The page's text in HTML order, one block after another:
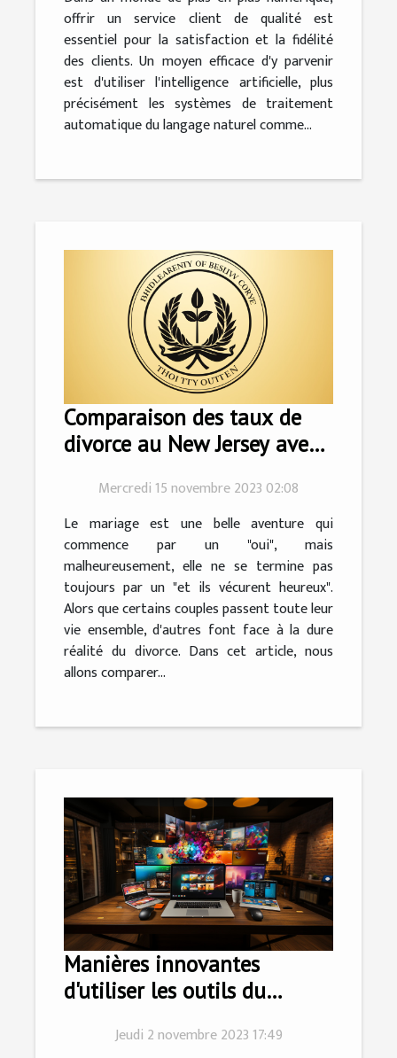
offrir un service client de qualité est
essentiel pour la satisfaction et la fidélité
des clients. Un moyen efficace d'y parvenir
est d'utiliser l'intelligence artificielle, plus
précisément les systèmes de traitement
automatique du langage naturel comme...
Comparaison des taux de
divorce au New Jersey avec
Mercredi 15 novembre 2023 02:08
Le mariage est une belle aventure qui
commence par un "oui", mais
malheureusement, elle ne se termine pas
toujours par un "et ils vécurent heureux".
Alors que certains couples passent toute leur
vie ensemble, d'autres font face à la dure
réalité du divorce. Dans cet article, nous
allons comparer...
Manières innovantes
d'utiliser les outils du
Jeudi 2 novembre 2023 17:49